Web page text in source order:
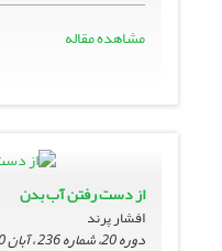
مشاهده مقاله
از دست رفتن آب بدن
افشار پرند
دوره 20، شماره 236 ، آبان 1390